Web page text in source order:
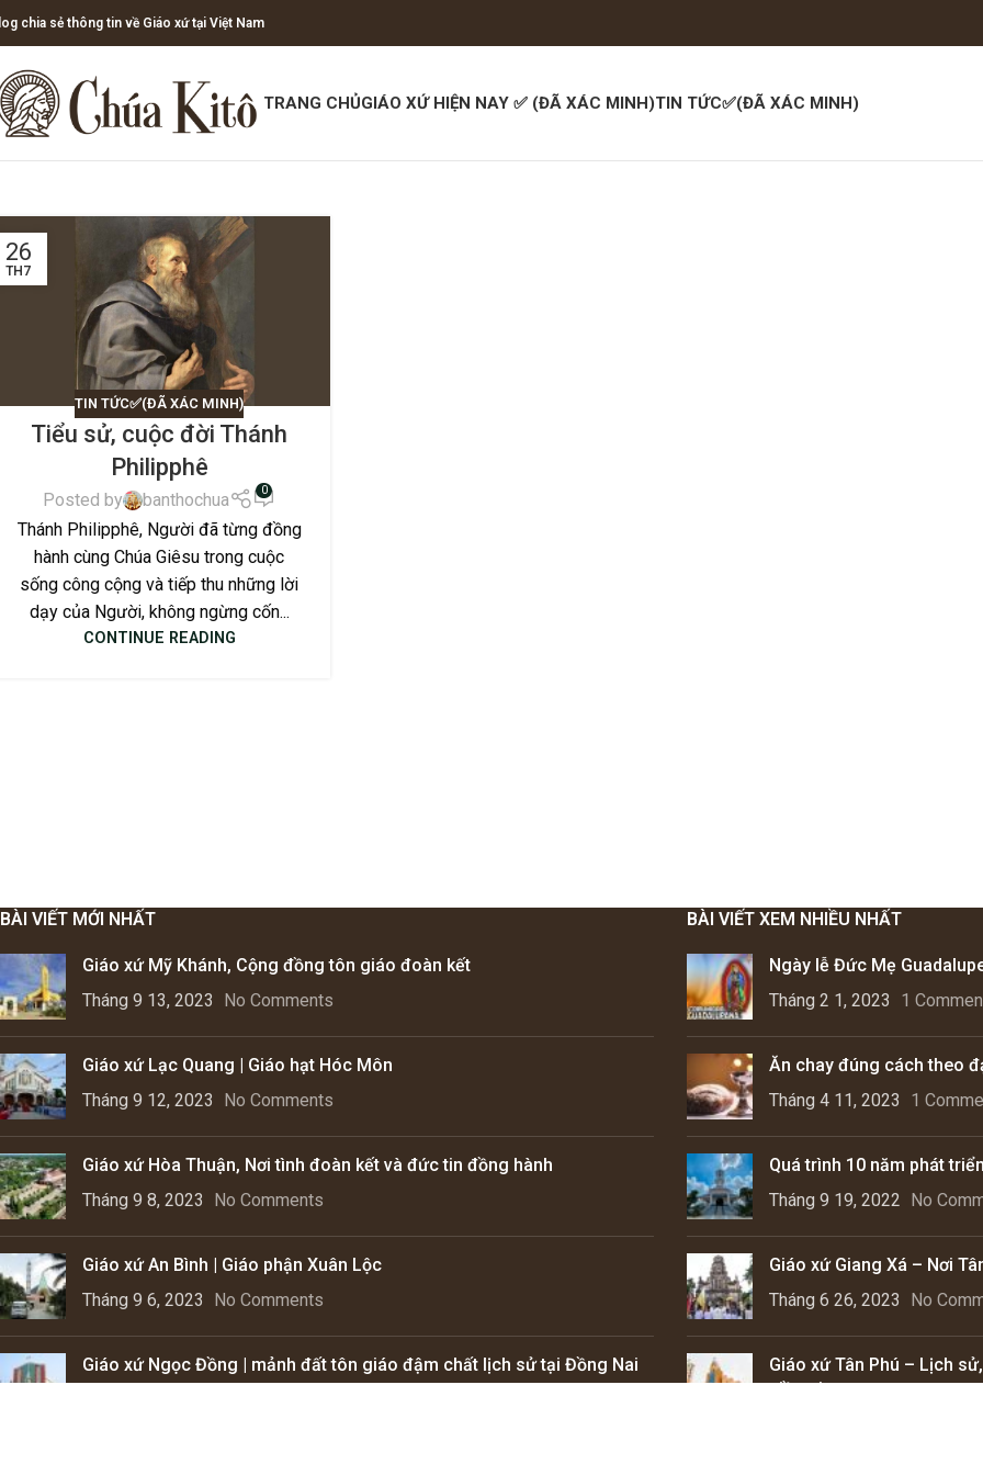
chia sẻ thông tin về Giáo xứ tại Việt Nam
TRANG CHỦGIÁO XỨ HIỆN NAY ✅ (ĐÃ XÁC MINH)TIN TỨC✅(ĐÃ XÁC MINH)
26
TH7
TIN TỨC✅(ĐÃ XÁC MINH)
Tiểu sử, cuộc đời Thánh
Philipphê
Posted by banthochua 0
Thánh Philipphê, Người đã từng đồng
hành cùng Chúa Giêsu trong cuộc
sống công cộng và tiếp thu những lời
dạy của Người, không ngừng cốn...
CONTINUE READING
BÀI VIẾT MỚI NHẤT
Giáo xứ Mỹ Khánh, Cộng đồng tôn giáo đoàn kết
Tháng 9 13, 2023
No Comments
Giáo xứ Lạc Quang | Giáo hạt Hóc Môn
Tháng 9 12, 2023
No Comments
Giáo xứ Hòa Thuận, Nơi tình đoàn kết và đức tin đồng hành
Tháng 9 8, 2023
No Comments
Giáo xứ An Bình | Giáo phận Xuân Lộc
Tháng 9 6, 2023
No Comments
Giáo xứ Ngọc Đồng | mảnh đất tôn giáo đậm chất lịch sử tại Đồng Nai
BÀI VIẾT XEM NHIỀU NHẤT
Ngày lễ Đức Mẹ
Tháng 2 1, 2023
1
Ăn chay đúng cách theo
Tháng 4 11, 2023
1
Quá trình 10 năm phát
Tháng 9 19, 2022 No
Giáo xứ Giang Xá – Nơi
Tháng 6 26, 2023
No
Giáo xứ Tân Phú – Lịch
niềm tin